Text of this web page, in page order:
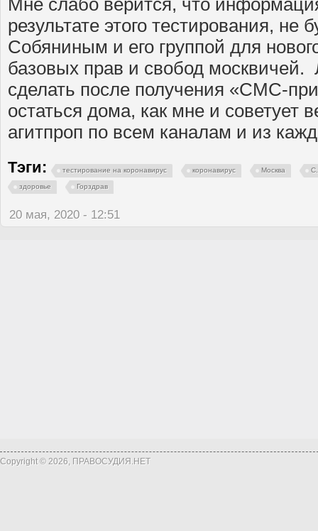
Мне слабо верится, что
результате этого тестирования, не
Собяниным и его группой для
базовых прав и свобод москвичей.
сделать после получения «СМС-
остаться дома, как мне и советует
агитпроп по всем каналам и из
Тэги: тестирование на коронавирус коронавирус Москва
здоровье Горздрав
20 мая, 2020 - 12:51
Copyright © 2026, ПРАВОСУДИЯ.НЕТ